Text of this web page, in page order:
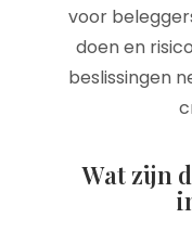
voor
doen en
beslissingen
Wat zijn